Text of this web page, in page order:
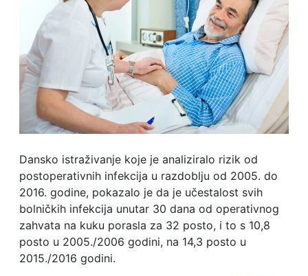
Dansko istraživanje koje je analiziralo rizik od
postoperativnih infekcija u razdoblju od 2005. do
2016. godine, pokazalo je da je učestalost svih
bolničkih infekcija unutar 30 dana od operativnog
zahvata na kuku porasla za 32 posto, i to s 10,8
posto u 2005./2006 godini, na 14,3 posto u
2015./2016 godini.